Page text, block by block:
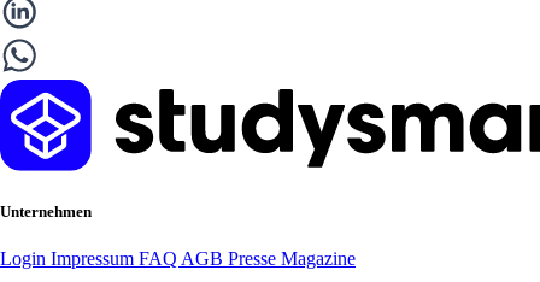
Unternehmen
Login Impressum FAQ AGB Presse Magazine